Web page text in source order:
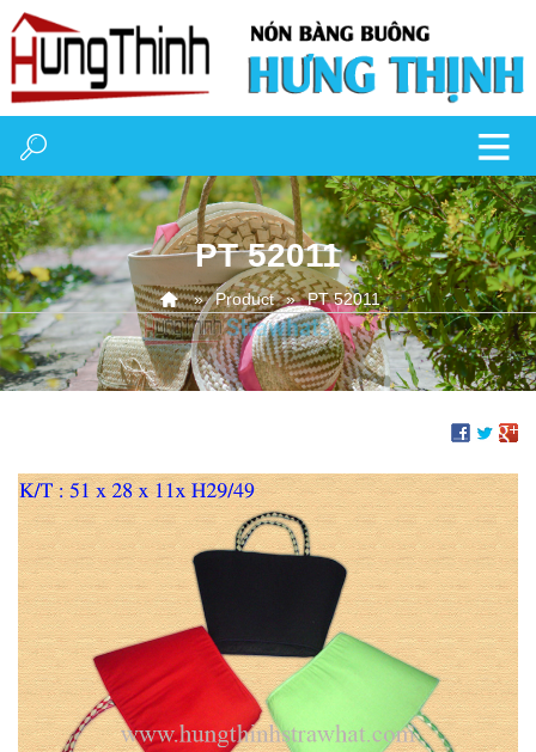
PT 52011
Product PT 52011